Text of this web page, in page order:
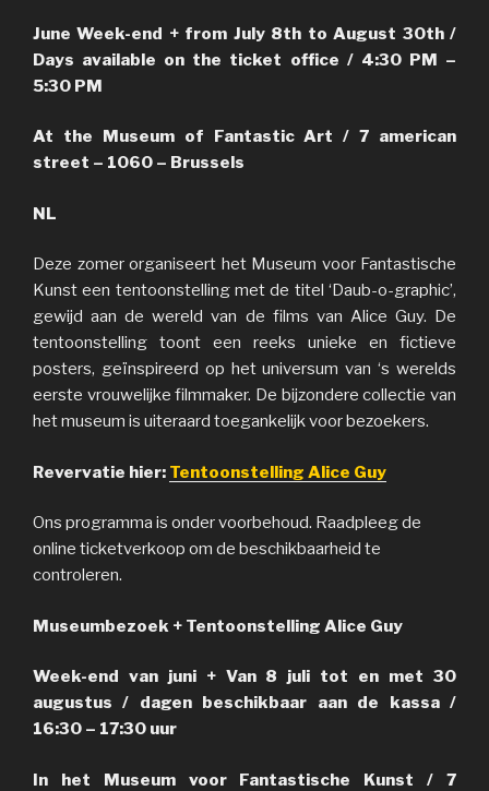
June Week-end + from July 8th to August 30th /
Days available on the ticket office / 4:30 PM –
5:30 PM
At the Museum of Fantastic Art / 7 american
street – 1060 – Brussels
NL
Deze zomer organiseert het Museum voor Fantastische
Kunst een tentoonstelling met de titel ‘Daub-o-graphic’,
gewijd aan de wereld van de films van Alice Guy. De
tentoonstelling toont een reeks unieke en fictieve
posters, geïnspireerd op het universum van ‘s werelds
eerste vrouwelijke filmmaker. De bijzondere collectie van
het museum is uiteraard toegankelijk voor bezoekers.
Revervatie hier: Tentoonstelling Alice Guy
Ons programma is onder voorbehoud. Raadpleeg de
online ticketverkoop om de beschikbaarheid te
controleren.
Museumbezoek + Tentoonstelling Alice Guy
Week-end van juni + Van 8 juli tot en met 30
augustus / dagen beschikbaar aan de kassa /
16:30 – 17:30 uur
In het Museum voor Fantastische Kunst / 7